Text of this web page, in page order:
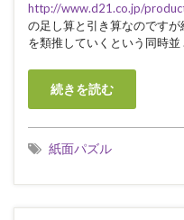
http://www.d21.co.jp/
の足し算と引き算なのです
を類推していくという同時並
続きを読む
紙面パズル